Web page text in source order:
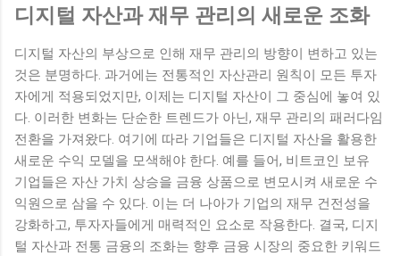
디지털 자산과 재무 관리의 새로운 조화
디지털 자산의 부상으로 인해 재무 관리의 방향이 변하고 있는
것은 분명하다. 과거에는 전통적인 자산관리 원칙이 모든 투자
자에게 적용되었지만, 이제는 디지털 자산이 그 중심에 놓여 있
다. 이러한 변화는 단순한 트렌드가 아닌, 재무 관리의 패러다임
전환을 가져왔다. 여기에 따라 기업들은 디지털 자산을 활용한
새로운 수익 모델을 모색해야 한다. 예를 들어, 비트코인 보유
기업들은 자산 가치 상승을 금융 상품으로 변모시켜 새로운 수
익원으로 삼을 수 있다. 이는 더 나아가 기업의 재무 건전성을
강화하고, 투자자들에게 매력적인 요소로 작용한다. 결국, 디지
털 자산과 전통 금융의 조화는 향후 금융 시장의 중요한 키워드